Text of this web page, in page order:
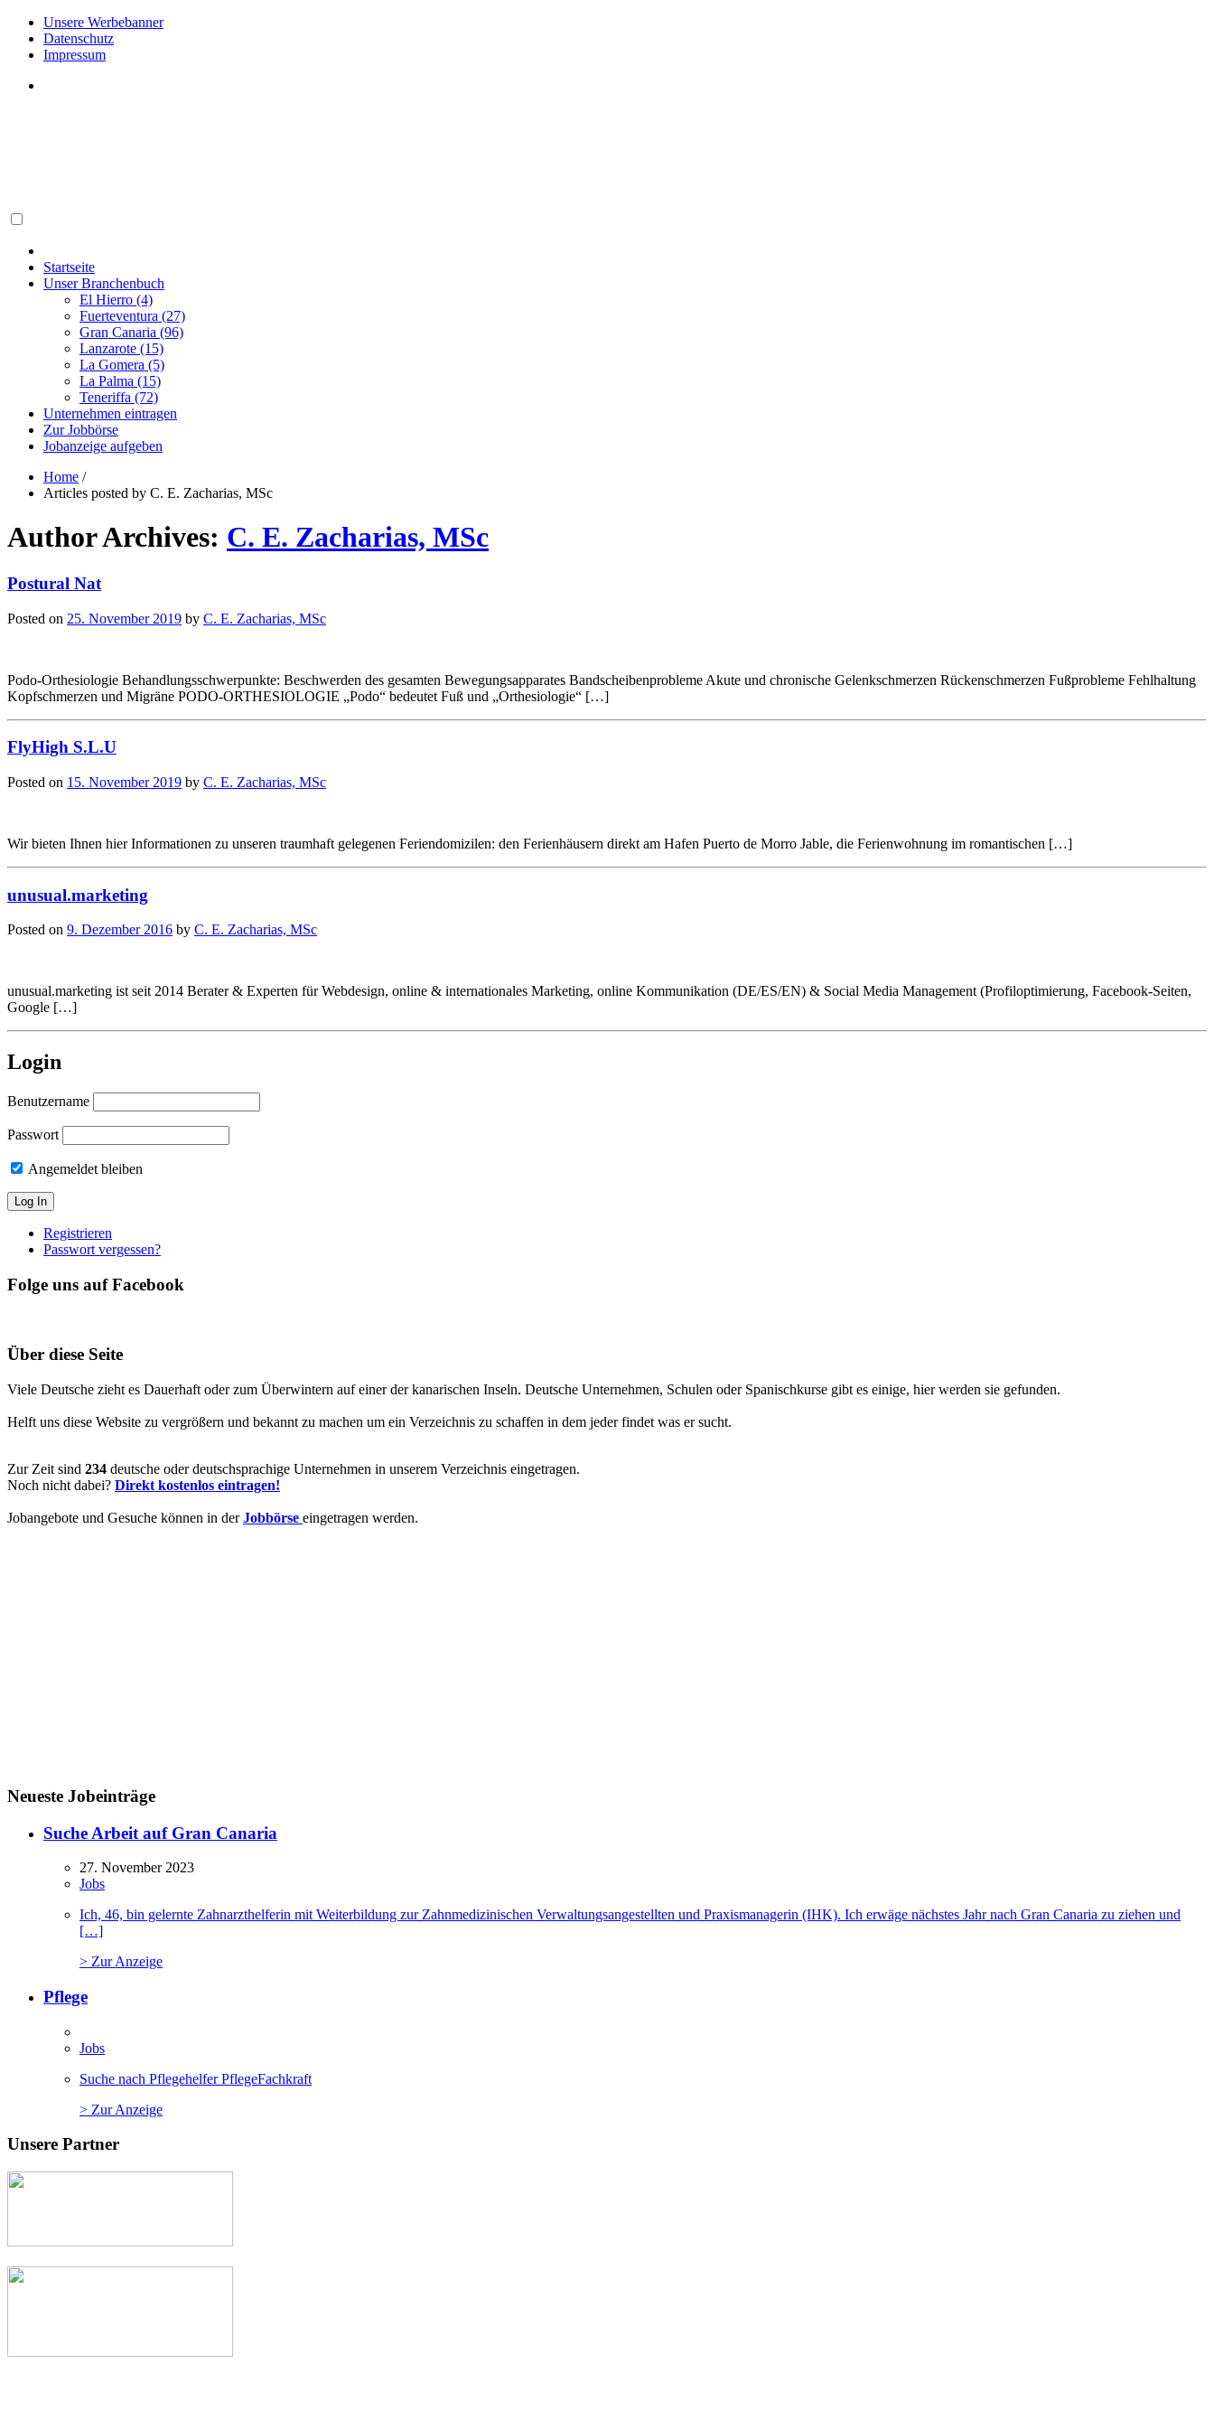
Unsere Werbebanner
Datenschutz
Impressum
Startseite
Unser Branchenbuch
El Hierro (4)
Fuerteventura (27)
Gran Canaria (96)
Lanzarote (15)
La Gomera (5)
La Palma (15)
Teneriffa (72)
Unternehmen eintragen
Zur Jobbörse
Jobanzeige aufgeben
Home /
Articles posted by C. E. Zacharias, MSc
Author Archives: C. E. Zacharias, MSc
Postural Nat
Posted on 25. November 2019 by C. E. Zacharias, MSc
Podo-Orthesiologie Behandlungsschwerpunkte: Beschwerden des gesamten Bewegungsapparates Bandscheibenprobleme Akute und chronische Gelenkschmerzen Rückenschmerzen Fußprobleme Fehlhaltung
Kopfschmerzen und Migräne PODO-ORTHESIOLOGIE „Podo“ bedeutet Fuß und „Orthesiologie“ […]
FlyHigh S.L.U
Posted on 15. November 2019 by C. E. Zacharias, MSc
Wir bieten Ihnen hier Informationen zu unseren traumhaft gelegenen Feriendomizilen: den Ferienhäusern direkt am Hafen Puerto de Morro Jable, die Ferienwohnung im romantischen […]
unusual.marketing
Posted on 9. Dezember 2016 by C. E. Zacharias, MSc
unusual.marketing ist seit 2014 Berater & Experten für Webdesign, online & internationales Marketing, online Kommunikation (DE/ES/EN) & Social Media Management (Profiloptimierung, Facebook-Seiten,
Google […]
Login
Benutzername
Passwort
Angemeldet bleiben
Registrieren
Passwort vergessen?
Folge uns auf Facebook
Über diese Seite
Viele Deutsche zieht es Dauerhaft oder zum Überwintern auf einer der kanarischen Inseln. Deutsche Unternehmen, Schulen oder Spanischkurse gibt es einige, hier werden sie gefunden.
Helft uns diese Website zu vergrößern und bekannt zu machen um ein Verzeichnis zu schaffen in dem jeder findet was er sucht.
Zur Zeit sind 234 deutsche oder deutschsprachige Unternehmen in unserem Verzeichnis eingetragen.
Noch nicht dabei? Direkt kostenlos eintragen!
Jobangebote und Gesuche können in derJobbörse eingetragen werden.
Neueste Jobeinträge
Suche Arbeit auf Gran Canaria
27. November 2023
Jobs
Ich, 46, bin gelernte Zahnarzthelferin mit Weiterbildung zur Zahnmedizinischen Verwaltungsangestellten und Praxismanagerin (IHK). Ich erwäge nächstes Jahr nach Gran Canaria zu ziehen und
[…]
> Zur Anzeige
Pflege
Jobs
Suche nach Pflegehelfer PflegeFachkraft
> Zur Anzeige
Unsere Partner